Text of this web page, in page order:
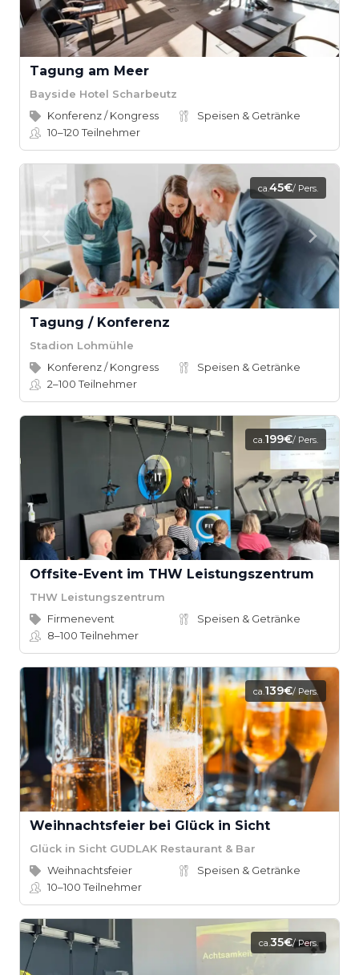
Tagung am Meer
Bayside Hotel Scharbeutz
Konferenz / Kongress
Speisen & Getränke
10–120Teilnehmer
ca.45€/ Pers.
Tagung / Konferenz
Stadion Lohmühle
Konferenz / Kongress
Speisen & Getränke
2–100Teilnehmer
ca.199€/ Pers.
Offsite-Event im THW Leistungszentrum
THW Leistungszentrum
Firmenevent
Speisen & Getränke
8–100Teilnehmer
ca.139€/ Pers.
Weihnachtsfeier bei Glück in Sicht
Glück in Sicht GUDLAK Restaurant & Bar
Weihnachtsfeier
Speisen & Getränke
10–100Teilnehmer
ca.35€/ Pers.